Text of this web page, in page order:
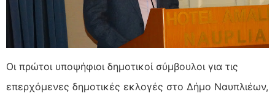
Οι πρώτοι υποψήφιοι δημοτικοί σύμβουλοι για τις
επερχόμενες δημοτικές εκλογές στο Δήμο Ναυπλιέων,